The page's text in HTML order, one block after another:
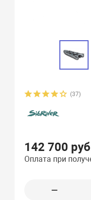
(37)
142 700
Оплата при